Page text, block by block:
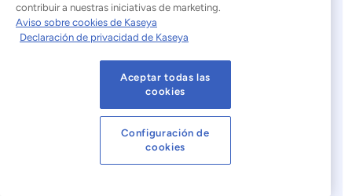
Obtén información sobre el MSP para 2026 de más
de 1000 proveedores y descubre cómo aumentar los
ingresos, adaptarte a las exigencias del mercado y
mantener tu competitividad.
contribuir a nuestras iniciativas de marketing.
Aviso sobre cookies de Kaseya
Declaración de privacidad de Kaseya
Aceptar todas las
cookies
Configuración de
cookies